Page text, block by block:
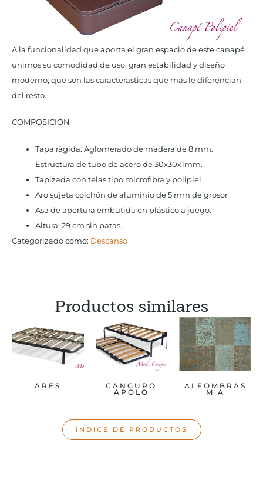
A la funcionalidad que aporta el gran espacio de este canapé
unimos su comodidad de uso, gran estabilidad y diseño
moderno, que son las caracterà­sticas que más le diferencian
del resto.
COMPOSICIÓN
Tapa rà­gida: Aglomerado de madera de 8 mm.
Estructura de tubo de acero de 30x30x1mm.
Tapizada con telas tipo microfibra y polipiel
Aro sujeta colchón de aluminio de 5 mm de grosor
Asa de apertura embutida en plástico a juego.
Altura: 29 cm sin patas.
Categorizado como: Descanso
Productos similares
ARES CANGURO
APOLO
ALFOMBRAS
M A
ÍNDICE DE PRODUCTOS